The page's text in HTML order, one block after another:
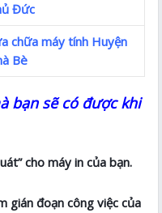
Đức
chữa máy tính Huyện
Bè
bạn sẽ có được khi
cho máy in của bạn.
gián đoạn công việc của